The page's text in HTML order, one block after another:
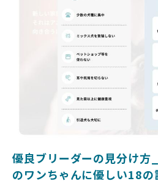
だからこそ、私たちは正しい情報
供すべきだと考えています。
ゃんを家族のように愛する「優良
厳しい基準で厳選し、その評価基
しています。これにより、消費者
リーダーを選べる環境を整えていま
そして、消費者の皆様が正しい情
を求めることで、ワンちゃんを家
ーダーが増え、営利優先の「悪徳
される社会を目指しています。目
ゃんに優しい世界を築いていきた
優良ブリーダーの見分け
のワンちゃんに優しい18の